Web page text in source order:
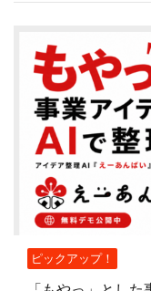
ピックアップ！